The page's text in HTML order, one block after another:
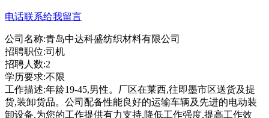
电话联系给我留言
公司名称:青岛中达科盛纺织材料有限公司
招聘职位:司机
招聘人数:2
学历要求:不限
工作描述:年龄19-45,男性。厂区在莱西,往即墨市区送货及提
货,装卸货品。公司配备性能良好的运输车辆及先进的电动装
卸设备,为您的工作提供有力支持,降低工作强度,提高工作效